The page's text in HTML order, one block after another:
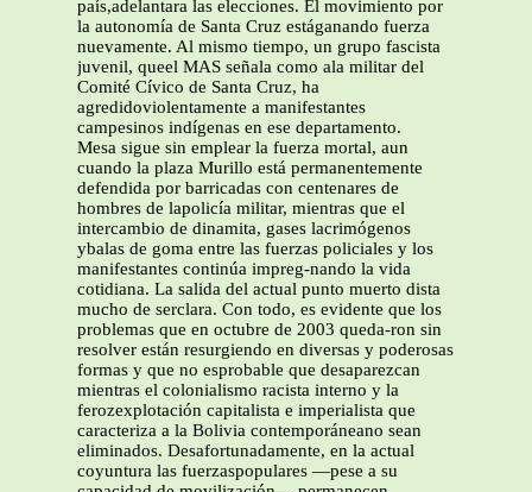
país,adelantara las elecciones. El movimiento por
la autonomía de Santa Cruz estáganando fuerza
nuevamente. Al mismo tiempo, un grupo fascista
juvenil, queel MAS señala como ala militar del
Comité Cívico de Santa Cruz, ha
agredidoviolentamente a manifestantes
campesinos indígenas en ese departamento.
Mesa sigue sin emplear la fuerza mortal, aun
cuando la plaza Murillo está permanentemente
defendida por barricadas con centenares de
hombres de lapolicía militar, mientras que el
intercambio de dinamita, gases lacrimógenos
ybalas de goma entre las fuerzas policiales y los
manifestantes continúa impreg-nando la vida
cotidiana. La salida del actual punto muerto dista
mucho de serclara. Con todo, es evidente que los
problemas que en octubre de 2003 queda-ron sin
resolver están resurgiendo en diversas y poderosas
formas y que no esprobable que desaparezcan
mientras el colonialismo racista interno y la
ferozexplotación capitalista e imperialista que
caracteriza a la Bolivia contemporáneano sean
eliminados. Desafortunadamente, en la actual
coyuntura las fuerzaspopulares —pese a su